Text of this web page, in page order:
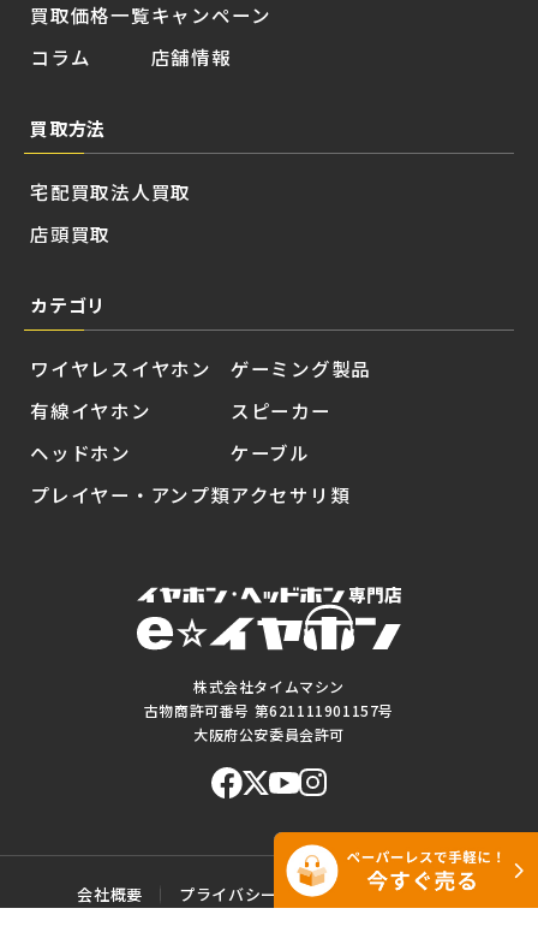
株式会社タイムマシン
古物商許可番号 第621111901157号
大阪府公安委員会許可
買取価格一覧
コラム
キャンペーン
店舗情報
買取方法
宅配買取
店頭買取
法人買取
カテゴリ
ワイヤレスイヤホン
有線イヤホン
ヘッドホン
プレイヤー・アンプ類
ゲーミング製品
スピーカー
ケーブル
アクセサリ類
会社概要 プライバシーポリシー
ご利用規約